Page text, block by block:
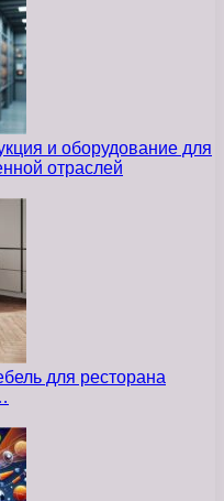
и оборудование для
отраслей
для ресторана